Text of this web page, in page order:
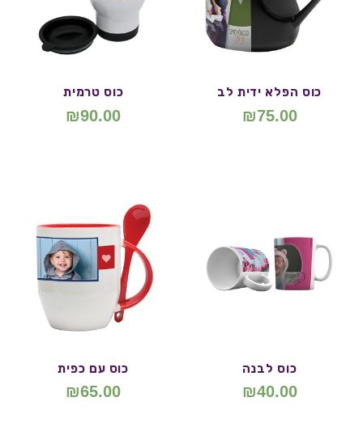
כוס הפלא ידית לב
₪75.00
כוס טרמית
₪90.00
כוס לבנה
₪40.00
כוס עם כפית
₪65.00